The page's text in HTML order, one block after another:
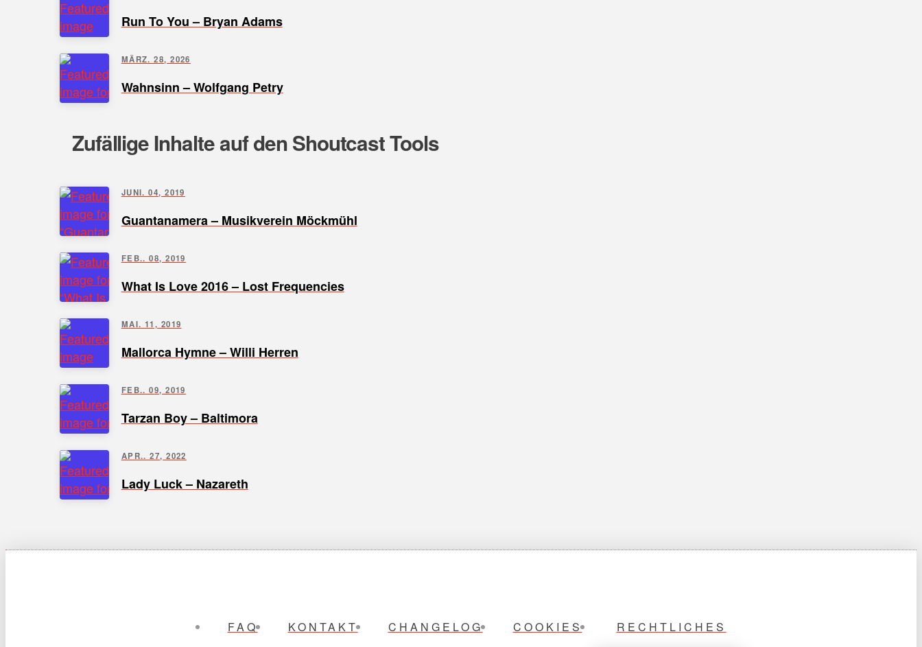
Run To You – Bryan Adams
MÄRZ. 28, 2026
Wahnsinn – Wolfgang Petry
Zufällige Inhalte auf den Shoutcast Tools
JUNI. 04, 2019
Guantanamera – Musikverein Möckmühl
FEB.. 08, 2019
What Is Love 2016 – Lost Frequencies
MAI. 11, 2019
Mallorca Hymne – Willi Herren
FEB.. 09, 2019
Tarzan Boy – Baltimora
APR.. 27, 2022
Lady Luck – Nazareth
FAQ KONTAKT CHANGELOG COOKIES RECHTLICHES